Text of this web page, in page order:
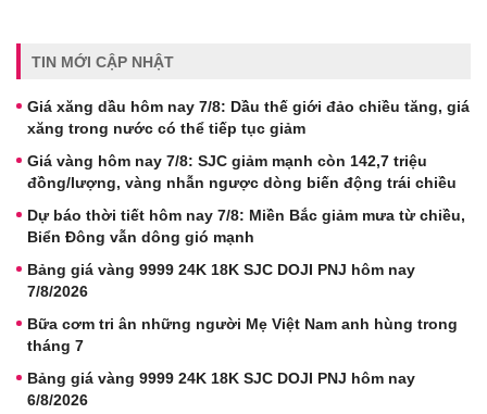
TIN MỚI CẬP NHẬT
Giá xăng dầu hôm nay 7/8: Dầu thế giới đảo chiều tăng, giá
xăng trong nước có thể tiếp tục giảm
Giá vàng hôm nay 7/8: SJC giảm mạnh còn 142,7 triệu
đồng/lượng, vàng nhẫn ngược dòng biến động trái chiều
Dự báo thời tiết hôm nay 7/8: Miền Bắc giảm mưa từ chiều,
Biển Đông vẫn dông gió mạnh
Bảng giá vàng 9999 24K 18K SJC DOJI PNJ hôm nay
7/8/2026
Bữa cơm tri ân những người Mẹ Việt Nam anh hùng trong
tháng 7
Bảng giá vàng 9999 24K 18K SJC DOJI PNJ hôm nay
6/8/2026